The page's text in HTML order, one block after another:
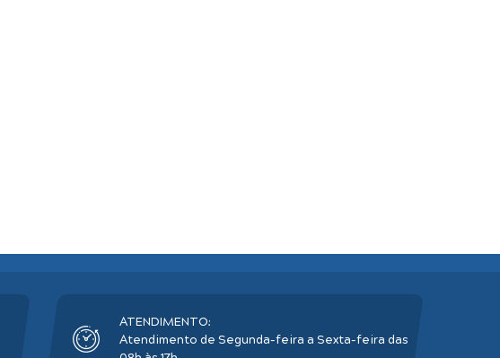
ATENDIMENTO:
Atendimento de Segunda-feira a Sexta-feira das